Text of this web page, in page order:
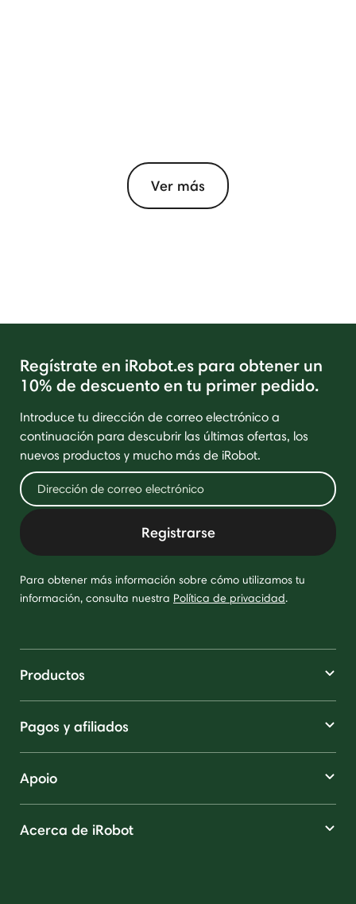
Ver más
Regístrate en iRobot.es para obtener un
10% de descuento en tu primer pedido.
Introduce tu dirección de correo electrónico a
continuación para descubrir las últimas ofertas, los
nuevos productos y mucho más de iRobot.
Registrarse
Para obtener más información sobre cómo utilizamos tu
información, consulta nuestra Política de privacidad.
Productos
Pagos y afiliados
Apoio
Acerca de iRobot